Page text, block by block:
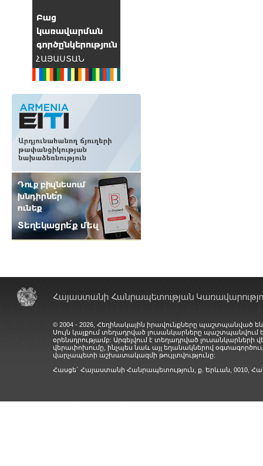
© 2004 - 2026, Հեղինակային իրավունքները պաշտպանված
Սույն կայքում տեղադրված լուսանկարները
օրենսդրությամբ: Արգելվում է տեղադրված
վերափոխումը, ինչպես նաև այլ եղանակներով
վարչապետի աշխատակազմի թույլտվությունը:
Հասցե` Հայաստանի Հանրապետություն, ք. Երևան, 0010,